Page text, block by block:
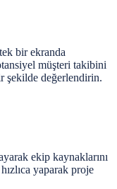
bir ekranda
müşteri takibini
şekilde değerlendirin.
ekip kaynaklarını
yaparak proje